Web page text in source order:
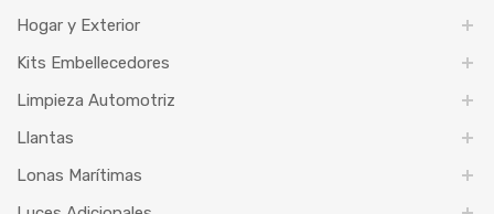
Hogar y Exterior
Kits Embellecedores
Limpieza Automotriz
Llantas
Lonas Marítimas